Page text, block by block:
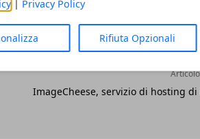
| Privacy Policy
Rifiuta Opzionali
ImageCheese, servizio di hosting